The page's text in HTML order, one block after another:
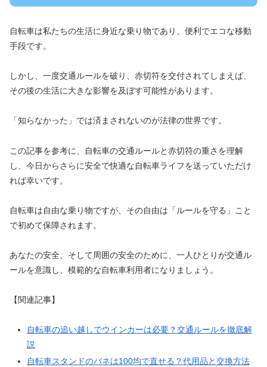
自転車は私たちの生活に身近な乗り物であり、便利でエコな移動
手段です。
しかし、一度交通ルールを破り、赤切符を交付されてしまえば、
その後の生活に大きな影響を及ぼす可能性があります。
「知らなかった」では済まされないのが法律の世界です。
この記事を参考に、自転車の交通ルールと赤切符の重さを理解
し、今日からさらに安全で快適な自転車ライフを送っていただけ
れば幸いです。
自転車は自由な乗り物ですが、その自由は「ルールを守る」こと
で初めて保障されます。
あなたの安全、そして周囲の安全のために、一人ひとりが交通ル
ールを意識し、模範的な自転車利用者になりましょう。
【関連記事】
自転車の追い越しでウインカーは必要？交通ルールを徹底解
説
自転車スタンドのバネは100均で直せる？代用品と交換方法